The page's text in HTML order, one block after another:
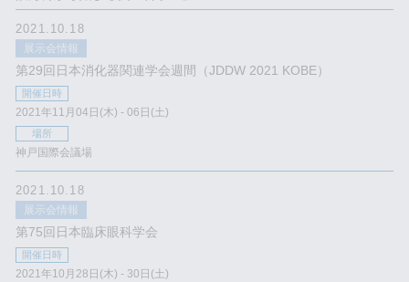
2021.10.18
展示会情報
第29回日本消化器関連学会週間（JDDW 2021 KOBE）
開催日時
2021年11月04日(木) - 06日(土)
場所
神戸国際会議場
2021.10.18
展示会情報
第75回日本臨床眼科学会
開催日時
2021年10月28日(木) - 30日(土)